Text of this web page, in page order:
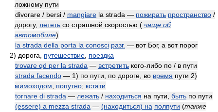
ложному пути
divorare / bersi / mangiare la strada — пожирать пространство /
дорогу, лететь со страшной скоростью ( чаще об
автомобиле)
la strada della porta la conosci разг. — вот Бог, а вот порог
2) дорога, путешествие поездка
trovare qd per la strada — встретить кого-либо по / в пути
strada facendo — 1) по пути, по дороге, во время пути 2)
мимоходом
попутно; кстати
tornare di strada — лежать / находиться на пути, быть по пути
(essere) a mezza strada — (находиться) на полпути (также